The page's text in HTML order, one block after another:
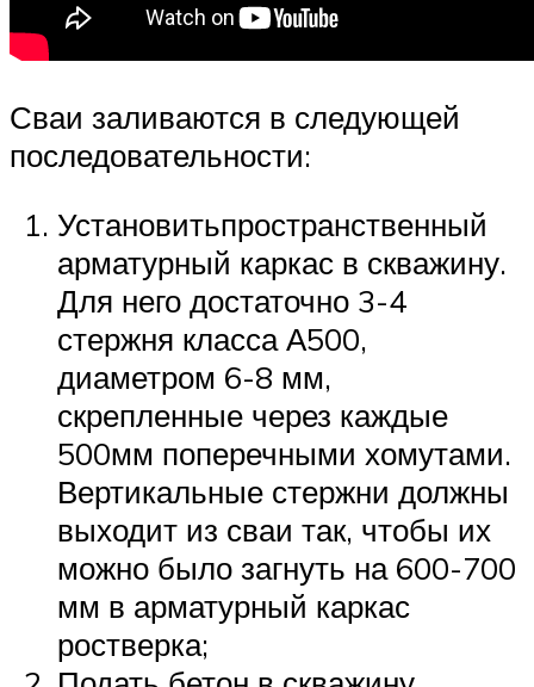
Сваи заливаются в следующей
последовательности:
Установитьпространственный
арматурный каркас в скважину.
Для него достаточно 3-4
стержня класса А500,
диаметром 6-8 мм,
скрепленные через каждые
500мм поперечными хомутами.
Вертикальные стержни должны
выходит из сваи так, чтобы их
можно было загнуть на 600-700
мм в арматурный каркас
ростверка;